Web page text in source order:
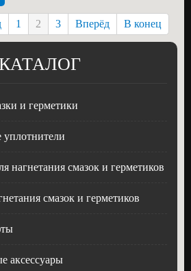
1 2 3 Вперёд В конец
и герметики
нагнетания смазок и герметиков
смазок и герметиков
аксессуары